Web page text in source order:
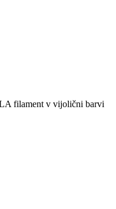
filament v vijolični barvi